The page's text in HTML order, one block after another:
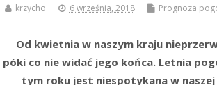
krzycho 6 września, 2018 Prognoza
Od kwietnia w naszym kraju
póki co nie widać jego końca. Letnia
tym roku jest niespotykana w naszej